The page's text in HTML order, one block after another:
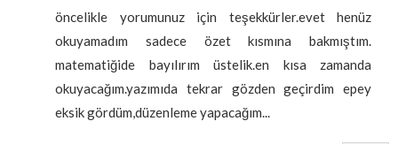
öncelikle yorumunuz için teşekkürler.evet henüz
okuyamadım sadece özet kısmına bakmıştım.
matematiğide bayılırım üstelik.en kısa zamanda
okuyacağım.yazımıda tekrar gözden geçirdim epey
eksik gördüm,düzenleme yapacağım...